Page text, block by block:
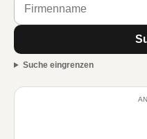
Suche eingrenzen